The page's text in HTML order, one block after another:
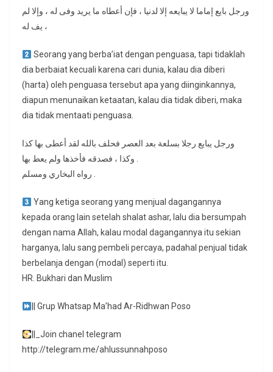
ورجل بايع إماما لا يبايعه إلا لدنيا ، فإن أعطاه ما يريد وفى له ، وإلا لم
يف له ،
Seorang yang berba’iat dengan penguasa, tapi tidaklah
dia berbaiat kecuali karena cari dunia, kalau dia diberi
(harta) oleh penguasa tersebut apa yang diinginkannya,
diapun menunaikan ketaatan, kalau dia tidak diberi, maka
dia tidak mentaati penguasa.
ورجل يبايع رجلا بسلعة بعد العصر فحلف بالله لقد أعطى بها كذا
وكذا ، فصدقه فأخذها ولم يعط بها .
رواه البخاري ومسلم .
Yang ketiga seorang yang menjual dagangannya
kepada orang lain setelah shalat ashar, lalu dia bersumpah
dengan nama Allah, kalau modal dagangannya itu sekian
harganya, lalu sang pembeli percaya, padahal penjual tidak
berbelanja dengan (modal) seperti itu.
HR. Bukhari dan Muslim
|| Grup Whatsap Ma’had Ar-Ridhwan Poso
||_Join chanel telegram
http://telegram.me/ahlussunnahposo